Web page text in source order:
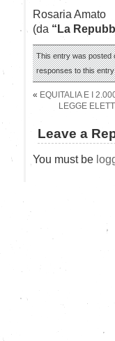
Rosaria Amato
(da “La
This entry was posted
responses to this
« EQUITALIA E I
LEGGE
Leave a
You must be